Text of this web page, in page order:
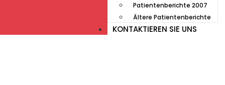
Patientenberichte 2007
Ältere Patientenberichte
KONTAKTIEREN SIE UNS